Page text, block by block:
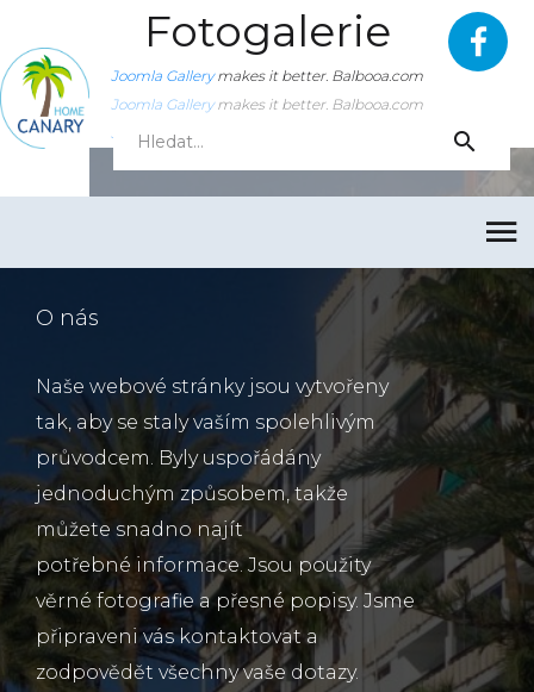
Fotogalerie
Joomla Gallerymakes it better. Balbooa.com
Joomla Gallerymakes it better. Balbooa.com
Joomla Gallery
O nás
Naše webové stránky jsou vytvořeny
tak, aby se staly vaším spolehlivým
průvodcem. Byly uspořádány
jednoduchým způsobem, takže
můžete snadno najít
potřebné informace. Jsou použity
věrné fotografie a přesné popisy. Jsme
připraveni vás kontaktovat a
zodpovědět všechny vaše dotazy.